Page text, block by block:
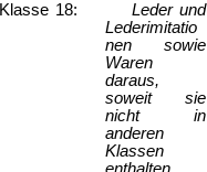
Klasse 18:Leder und
Lederimitatio
nen sowie
Waren
daraus,
soweit sie
nicht in
anderen
Klassen